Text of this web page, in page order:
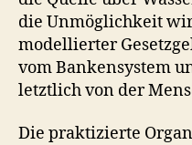
die Unmöglichkeit
modellierter
vom Bankensystem
letztlich von der
Die praktizierte